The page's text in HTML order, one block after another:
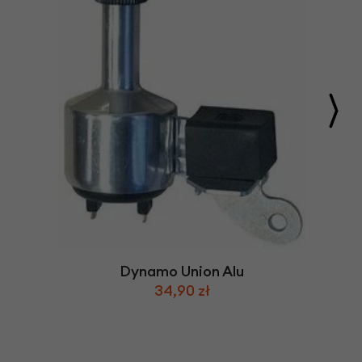
Dynamo Union Alu
34,90 zł